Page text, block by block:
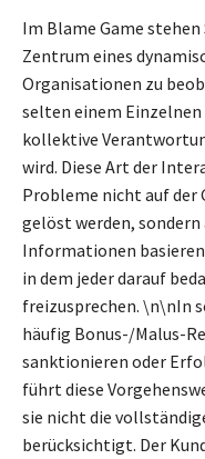
Im Blame Game
Zentrum eines
Organisationen zu
selten einem Einzelnen
kollektive
wird. Diese Art der
Probleme nicht auf der
gelöst werden,
Informationen
in dem jeder darauf
freizusprechen. \n\nIn
häufig Bonus-/Malus-
sanktionieren oder
führt diese
sie nicht die
berücksichtigt. Der